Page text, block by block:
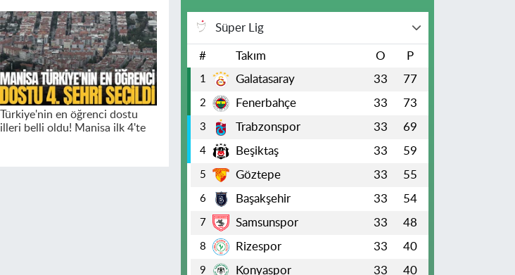
Türkiye'nin en öğrenci dostu
illeri belli oldu! Manisa ilk 4'te
Süper Lig
# Takım O P
1 Galatasaray 33 77
2 Fenerbahçe 33 73
3 Trabzonspor 33 69
4 Beşiktaş 33 59
5 Göztepe 33 55
6 Başakşehir 33 54
7 Samsunspor 33 48
8 Rizespor 33 40
9 Konyaspor 33 40